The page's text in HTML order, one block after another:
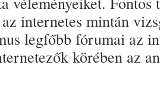
internetes mintán
legfőbb fórumai az
körében az